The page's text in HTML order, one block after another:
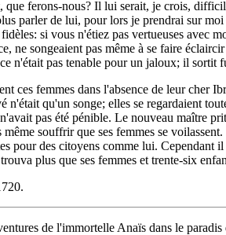
que ferons-nous? Il lui serait, je crois,
parler de lui, pour lors je prendrai sur
si vous n'étiez pas vertueuses avec
ne songeaient pas même à se faire
n'était pas tenable pour un jaloux; il
ces femmes dans l'absence de leur cher
qu'un songe; elles se regardaient
pas été pénible. Le nouveau maître
souffrir que ses femmes se
pour des citoyens comme lui.
plus que ses femmes et trente-six
de l'immortelle Anaïs dans le